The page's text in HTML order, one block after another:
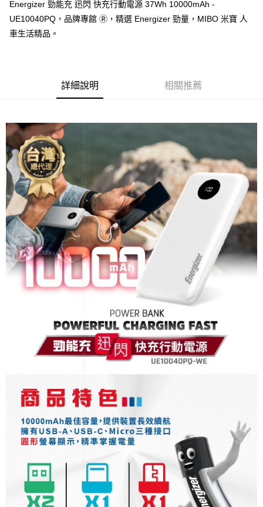
ATM付款
每筆NT$60，滿NT$699(含以上)免運費
7-11取貨付款
每筆NT$60，滿NT$699(含以上)免運費
線上付款後7-11取貨
每筆NT$60，滿NT$699(含以上)免運費
宅配
每筆NT$60，滿NT$699(含以上)免運費
離島宅配
每筆NT$200
Energizer 勁能充 迅閃 快充行動電源 37Wh 10000mAh -
UE10040PQ，品牌專館 Ⓡ，精選 Energizer 勁量，MIBO 米寶 人
車生活精品。
詳細說明 相關推薦